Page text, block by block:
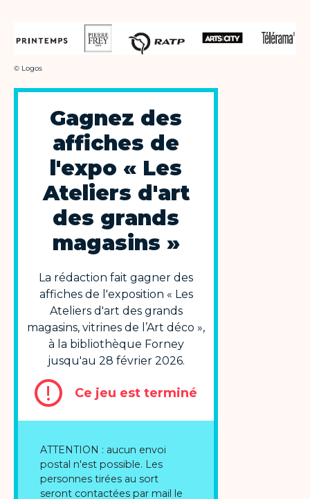
Crédit photo :
© Logos